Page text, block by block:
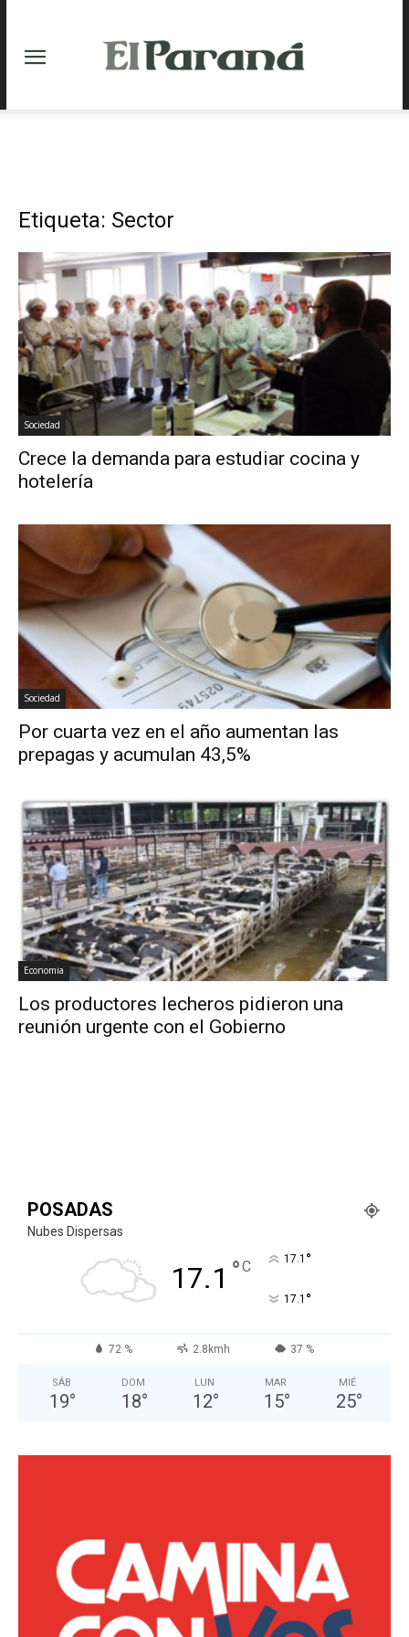
Etiqueta: Sector
Sociedad
Crece la demanda para estudiar cocina y
hotelería
Sociedad
Por cuarta vez en el año aumentan las
prepagas y acumulan 43,5%
Economia
Los productores lecheros pidieron una
reunión urgente con el Gobierno
POSADAS
Nubes Dispersas
17.1 °C 17.1 °
17.1 °
72 % 2.8kmh 37 %
SÁB
19°
DOM
18°
LUN
12°
MAR
15°
MIÉ
25°